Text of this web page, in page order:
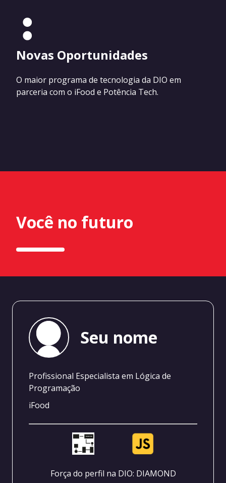
Novas Oportunidades
O maior programa de tecnologia da DIO em
parceria com o iFood e Potência Tech.
Você no futuro
Seu nome
Profissional Especialista em Lógica de
Programação
iFood
Força do perfil na DIO: DIAMOND